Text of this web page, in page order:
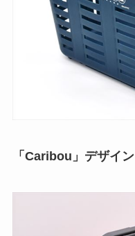
「Caribou」デザイン